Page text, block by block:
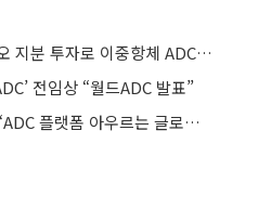
에이비엘바이오, 네옥 바이오 지분 투자로 이중항체 ADC 개발 본격화
전임상 “월드ADC 발표”
박제임스 롯데바이오 대표 “ADC 플랫폼 아우르는 글로벌 톱티어 CDMO 도약”